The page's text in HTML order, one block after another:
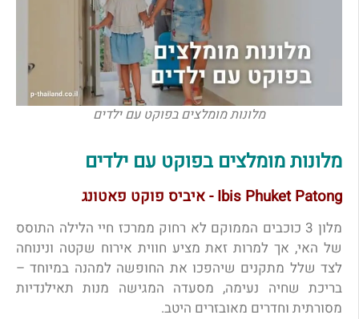
מלונות מומלצים בפוקט עם ילדים
מלונות מומלצים בפוקט עם ילדים
Ibis Phuket Patong - איביס פוקט פאטונג
מלון 3 כוכבים הממוקם לא רחוק ממרכז חיי הלילה התוסס
של האי, אך למרות זאת מציע חווית אירוח שקטה ונינוחה
לצד שלל מתקנים שיהפכו את החופשה למהנה במיוחד –
בריכת שחיה נעימה, מסעדה המגישה מנות תאילנדיות
מסורתית וחדרים מאובזרים היטב.